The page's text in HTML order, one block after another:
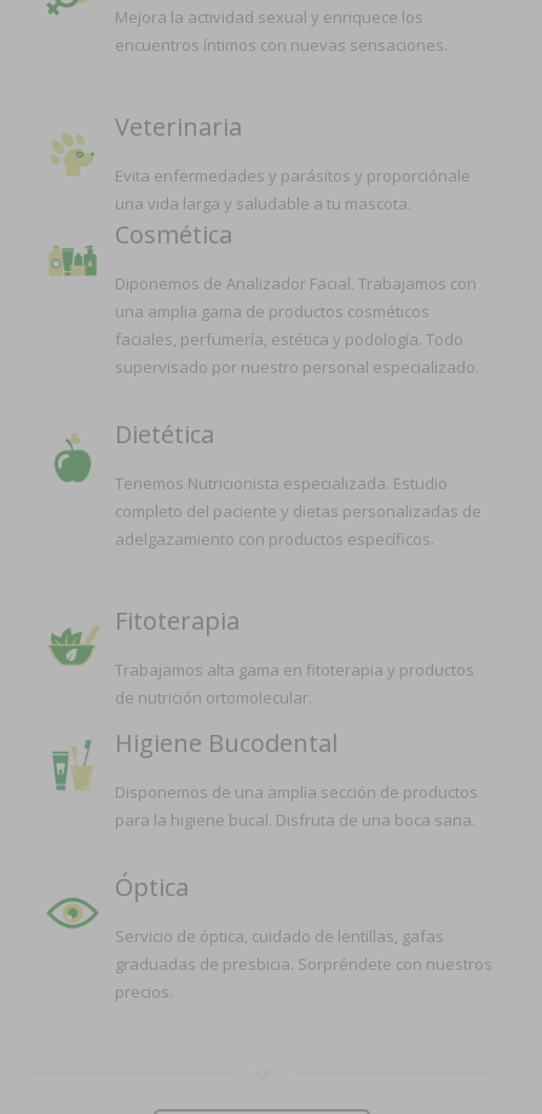
Mejora la actividad sexual y enriquece los
encuentros íntimos con nuevas sensaciones.
Veterinaria
Evita enfermedades y parásitos y proporciónale
una vida larga y saludable a tu mascota.
Cosmética
Diponemos de Analizador Facial. Trabajamos con
una amplia gama de productos cosméticos
faciales, perfumería, estética y podología. Todo
supervisado por nuestro personal especializado.
Dietética
Tenemos Nutricionista especializada. Estudio
completo del paciente y dietas personalizadas de
adelgazamiento con productos específicos.
Fitoterapia
Trabajamos alta gama en fitoterapia y productos
de nutrición ortomolecular.
Higiene Bucodental
Disponemos de una amplia sección de productos
para la higiene bucal. Disfruta de una boca sana.
Óptica
Servicio de óptica, cuidado de lentillas, gafas
graduadas de presbicia. Sorpréndete con nuestros
precios.